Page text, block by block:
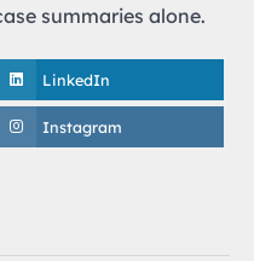
summaries alone.
LinkedIn
Instagram